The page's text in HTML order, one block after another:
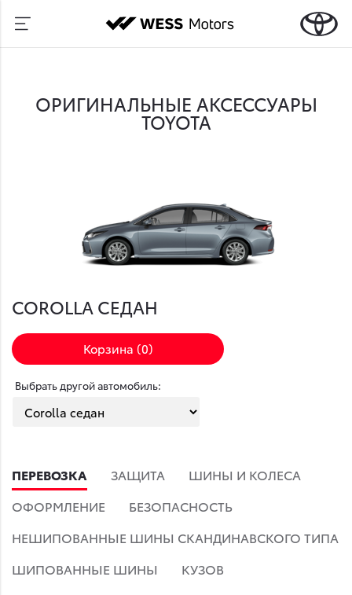
ОРИГИНАЛЬНЫЕ АКСЕССУАРЫ
TOYOTA
COROLLA CЕДАН
Корзина (0)
Выбрать другой автомобиль:
ПЕРЕВОЗКА ЗАЩИТА
ШИНЫ И КОЛЕСА
ОФОРМЛЕНИЕ
БЕЗОПАСНОСТЬ
НЕШИПОВАННЫЕ ШИНЫ СКАНДИНАВСКОГО ТИПА
ШИПОВАННЫЕ ШИНЫ
КУЗОВ